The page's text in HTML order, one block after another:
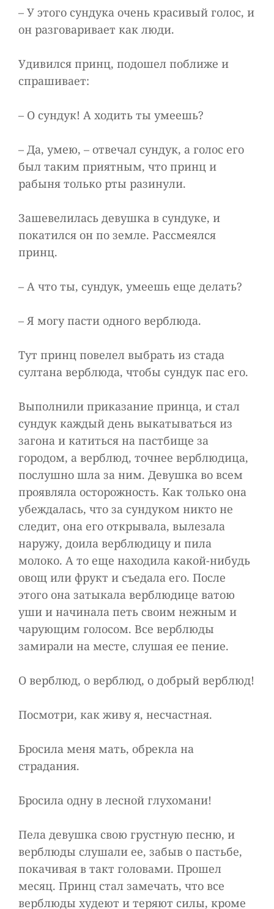
– У этого сундука очень красивый голос, и
он разговаривает как люди.
Удивился принц, подошел поближе и
спрашивает:
– О сундук! А ходить ты умеешь?
– Да, умею, – отвечал сундук, а голос его
был таким приятным, что принц и
рабыня только рты разинули.
Зашевелилась девушка в сундуке, и
покатился он по земле. Рассмеялся
принц.
– А что ты, сундук, умеешь еще делать?
– Я могу пасти одного верблюда.
Тут принц повелел выбрать из стада
султана верблюда, чтобы сундук пас его.
Выполнили приказание принца, и стал
сундук каждый день выкатываться из
загона и катиться на пастбище за
городом, а верблюд, точнее верблюдица,
послушно шла за ним. Девушка во всем
проявляла осторожность. Как только она
убеждалась, что за сундуком никто не
следит, она его открывала, вылезала
наружу, доила верблюдицу и пила
молоко. А то еще находила какой-нибудь
овощ или фрукт и съедала его. После
этого она затыкала верблюдице ватою
уши и начинала петь своим нежным и
чарующим голосом. Все верблюды
замирали на месте, слушая ее пение.
О верблюд, о верблюд, о добрый верблюд!
Посмотри, как живу я, несчастная.
Бросила меня мать, обрекла на
страдания.
Бросила одну в лесной глухомани!
Пела девушка свою грустную песню, и
верблюды слушали ее, забыв о пастьбе,
покачивая в такт головами. Прошел
месяц. Принц стал замечать, что все
верблюды худеют и теряют силы, кроме